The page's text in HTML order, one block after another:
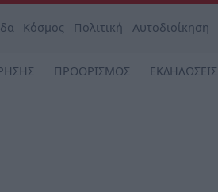
Κόσμος Πολιτική Αυτοδιοίκηση
ΠΡΟΟΡΙΣΜΟΣ ΕΚΔΗΛΩΣΕΙΣ